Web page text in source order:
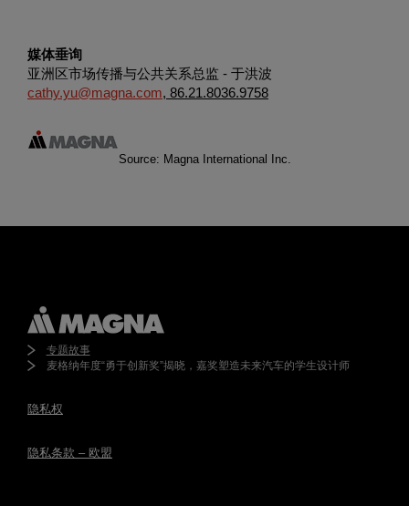
媒体垂询
亚洲区市场传播与公共关系总监 - 于洪波
cathy.yu@magna.com, 86.21.8036.9758
Source: Magna International Inc.
专题故事
麦格纳年度“勇于创新奖”揭晓，嘉奖塑造未来汽车的学生设计师
隐私权
隐私条款 – 欧盟